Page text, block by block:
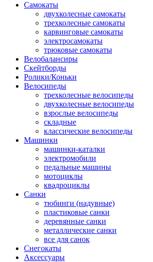
Самокаты
двухколесные самокаты
трехколесные самокаты
карвинговые самокаты
электросамокаты
трюковые самокаты
Велобалансиры
Скейтборды
Ролики/Коньки
Велосипеды
трехколесные велосипеды
двухколесные велосипеды
взрослые велосипеды
складные
классические велосипеды
Машинки
машинки-каталки
электромобили
педальные машины
мотоциклы
квадроциклы
Санки
тюбинги (надувные)
пластиковые санки
деревянные санки
металлические санки
все для санок
Снегокаты
Аксессуары